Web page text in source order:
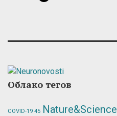
Облако тегов
COVID-19 45 Nature&Science